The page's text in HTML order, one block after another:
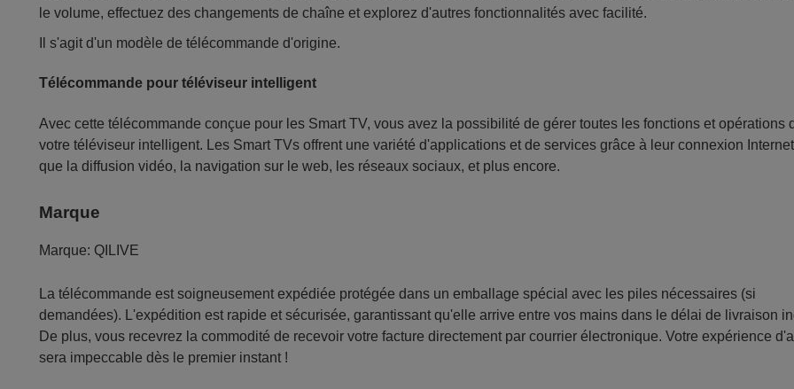
le volume, effectuez des changements de chaîne et explorez d'autres fonctionnalités avec facilité.
Il s'agit d'un modèle de télécommande d'origine.
Télécommande pour téléviseur intelligent
Avec cette télécommande conçue pour les Smart TV, vous avez la possibilité de gérer toutes les fonctions et opérations
votre téléviseur intelligent. Les Smart TVs offrent une variété d'applications et de services grâce à leur connexion
que la diffusion vidéo, la navigation sur le web, les réseaux sociaux, et plus encore.
Marque
Marque: QILIVE
La télécommande est soigneusement expédiée protégée dans un emballage spécial avec les piles nécessaires (si
demandées). L'expédition est rapide et sécurisée, garantissant qu'elle arrive entre vos mains dans le délai de livraison
De plus, vous recevrez la commodité de recevoir votre facture directement par courrier électronique. Votre expérience
sera impeccable dès le premier instant !